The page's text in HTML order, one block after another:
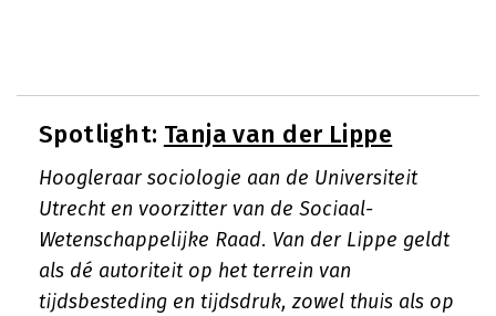
Spotlight: Tanja van der Lippe
Hoogleraar sociologie aan de Universiteit
Utrecht en voorzitter van de Sociaal-
Wetenschappelijke Raad. Van der Lippe geldt
als dé autoriteit op het terrein van
tijdsbesteding en tijdsdruk, zowel thuis als op